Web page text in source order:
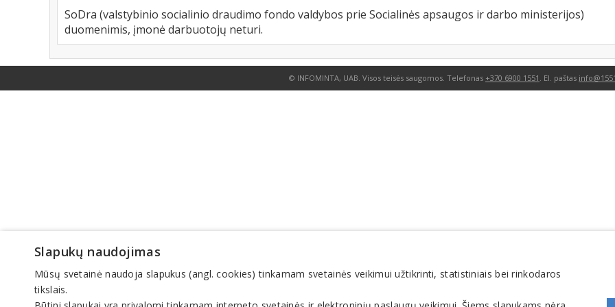
SoDra (valstybinio socialinio draudimo fondo valdybos prie Socialinės apsaugos ir darbo ministerijos)
duomenimis, įmonė darbuotojų neturi.
© INFOMINTA, UAB. Visos teisės saugomos. Telefonas +370 6900 1551 . El. paštas
Slapukų naudojimas
Mūsų svetainė naudoja slapukus (angl. cookies) tinkamam svetainės veikimui užtikrinti, statistiniais bei rinkodaros
tikslais.